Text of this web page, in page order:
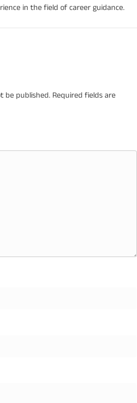
in the field of career guidance.
be published. Required fields are